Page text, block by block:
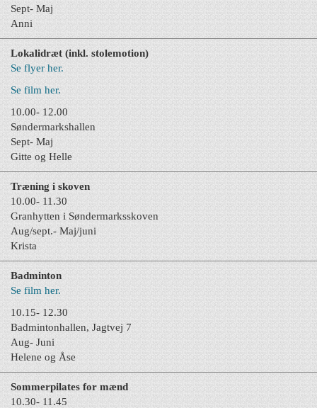
Sept- Maj
Anni
Lokalidræt (inkl. stolemotion)
Se flyer her.
Se film her.
10.00- 12.00
Søndermarkshallen
Sept- Maj
Gitte og Helle
Træning i skoven
10.00- 11.30
Granhytten i Søndermarksskoven
Aug/sept.- Maj/juni
Krista
Badminton
Se film her.
10.15- 12.30
Badmintonhallen, Jagtvej 7
Aug- Juni
Helene og Åse
Sommerpilates for mænd
10.30- 11.45